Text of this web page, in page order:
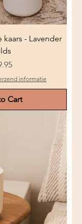
- Lavender
informatie
Cart